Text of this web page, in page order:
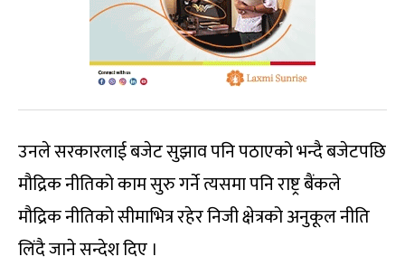
उनले सरकारलाई बजेट सुझाव पनि पठाएको भन्दै बजेटपछि
मौद्रिक नीतिको काम सुरु गर्ने त्यसमा पनि राष्ट्र बैंकले
मौद्रिक नीतिको सीमाभित्र रहेर निजी क्षेत्रको अनुकूल नीति
लिंदै जाने सन्देश दिए ।